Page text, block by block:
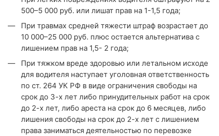
500–5 000 руб. или лишат прав на 1-1,5 года;
При травмах средней тяжести штраф возрастает до
10 000–25 000 руб. плюс остается альтернатива с
лишением прав на 1,5- 2 года;
При тяжком вреде здоровью или летальном исходе
для водителя наступает уголовная ответственность
по ст. 264 УК РФ в виде ограничения свободы на
срок до 3-х лет либо принудительных работ на срок
до 2-х лет, либо ареста на срок до 6 месяцев, либо
лишения свободы на срок до 2-х лет с лишением
права заниматься деятельностью по перевозке